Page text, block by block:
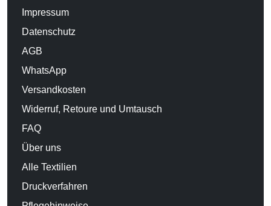
Impressum
Datenschutz
AGB
WhatsApp
Versandkosten
Widerruf, Retoure und Umtausch
FAQ
Über uns
Alle Textilien
Druckverfahren